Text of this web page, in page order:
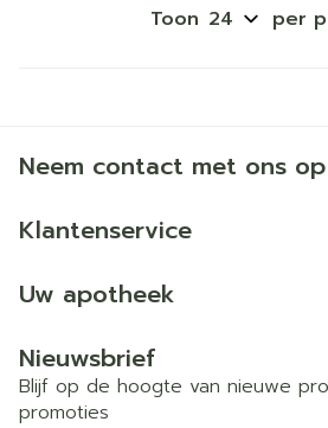
Toon per
Neem contact met ons op
Klantenservice
Uw apotheek
Nieuwsbrief
Blijf op de hoogte van nieuwe
promoties